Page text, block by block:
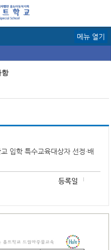
메뉴 열기
항
입학 특수교육대상자 선정·배
등록일